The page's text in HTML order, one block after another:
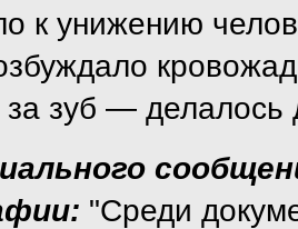
к унижению
за зуб — делалось
"Среди